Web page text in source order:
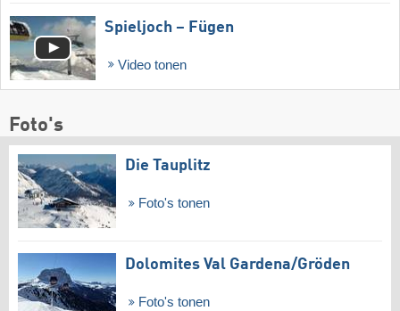
Spieljoch – Fügen
Video tonen
Foto's
Die Tauplitz
Foto's tonen
Dolomites Val Gardena/​Gröden
Foto's tonen